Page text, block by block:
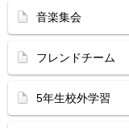
音楽集会
フレンドチーム
5年生校外学習